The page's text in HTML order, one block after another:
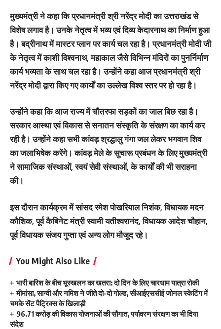
मुख्यमंत्री ने कहा कि प्रधानमंत्री श्री नरेंद्र मोदी का उत्तराखंड से
विशेष लगाव है। उनके नेतृत्व में भव्य एवं दिव्य केदारनाथ का निर्माण हुआ
है। बद्रीनाथ में मास्टर प्लान पर कार्य चल रहा है। प्रधानमंत्री मोदी जी
के नेतृत्व में काशी विश्वनाथ, महाकाल जैसे विभिन्न मंदिरों का पुनर्निर्माण
कार्य भव्यता के साथ चल रहा है। उन्होंने कहा आज प्रधानमंत्री श्री
नरेंद्र मोदी द्वारा किए गए कार्यों का उल्लेख विश्व स्तर पर हो रहा है।
उन्‍होंने कहा कि आज राज्य में चौतरफा सड़कों का जाल बिछ रहा है।
सरकार आस्था एवं विकास से सनातन संस्कृति के संरक्षण का कार्य कर
रही है। उन्होंने कहा सभी कांवड़ श्रद्धालु गंगा जल लेकर भगवान शिव
का जलाभिषेक करेंगे। कांवड़ मेले के सुचारू प्रबंधन के लिए मुख्यमंत्री
ने सामाजिक संस्थाओं, स्वयं सेवी संस्थाओं, के कार्यों की भी सराहना
की।
इस दौरान कार्यक्रम में सांसद रमेश पोखरियाल निशंक, विधायक मदन
कौशिक, पूर्व कैबिनेट मंत्री स्वामी यतीश्वरानंद, विधायक आदेश चौहान,
पूर्व विधायक संजय गुप्ता एवं अन्य लोग मौजूद रहे।
You Might Also Like
भारी बारिश के बीच भूस्खलन का खतरा: दो दिन के लिए चारधाम यात्रा रोकी
मीमांसा, सान्वी और नमिश ने जीते दो-दो गोल्ड, सीआईएससीई जोनल स्केटिंग में
चमके सेंट पैट्रिक्स के खिलाड़ी
96.71 करोड़ की विकास योजनाओं की सौगात, पर्यावरण संरक्षण का भी दिया
संदेश